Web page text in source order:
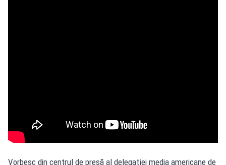
Vorbesc din centrul de presă al delegaţiei media americane de